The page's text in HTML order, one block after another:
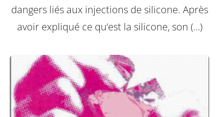
dangers liés aux injections de silicone. Après
avoir expliqué ce qu’est la silicone, son (…)